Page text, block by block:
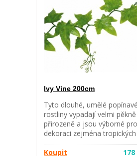
Ivy Vine 200cm
Tyto dlouhé, umělé
rostliny vypadají velmi
přirozeně a jsou výborné pro
dekoraci zejména tropických
terárií. Velké zelené listy
poskytují zvířatům úkryt a
Koupit 178